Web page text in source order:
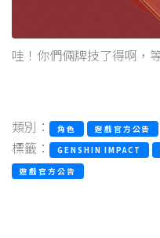
哇！你們倆牌技了得啊，
類別： 角色 遊戲官方公告
標籤： GENSHIN IMPACT
遊戲官方公告